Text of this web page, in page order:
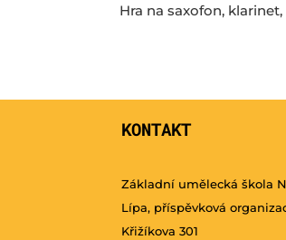
Hra na saxofon,
KONTAKT
Základní umělecká škola
Lípa, příspěvková
Křižíkova 301